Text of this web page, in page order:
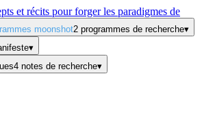
et récits pour forger les paradigmes de
moonshot2 programmes de recherche▾
▾
4 notes de recherche▾